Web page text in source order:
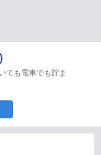
ても電車でも貯ま